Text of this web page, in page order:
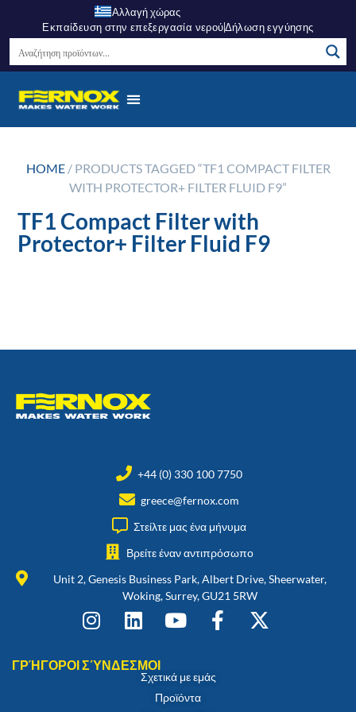
Αλλαγή χώρας
Εκπαίδευση στην επεξεργασία νερούΔήλωση εγγύησης
HOME/ PRODUCTS TAGGED “TF1 COMPACT FILTER
WITH PROTECTOR+ FILTER FLUID F9”
TF1 Compact Filter with
Protector+ Filter Fluid F9
+44 (0) 330 100 7750
greece@fernox.com
Στείλτε μας ένα μήνυμα
Βρείτε έναν αντιπρόσωπο
Unit 2, Genesis Business Park, Albert Drive, Sheerwater,
Woking, Surrey, GU21 5RW
ΓΡΉΓΟΡΟΙ ΣΎΝΔΕΣΜΟΙ
Σχετικά με εμάς
Προϊόντα